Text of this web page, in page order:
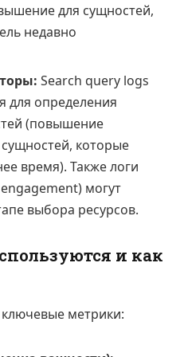
для сущностей,
недавно
Search query logs
для определения
(повышение
которые
время). Также логи
могут
выбора ресурсов.
и как
ключевые метрики: